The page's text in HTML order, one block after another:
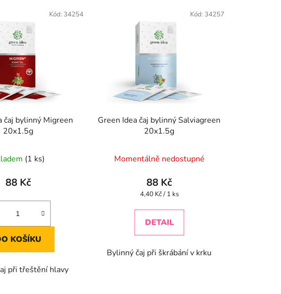
čaj bylinný Migreen
20x1.5g
(1 ks)
88 Kč
KOŠÍKU
při třeštění hlavy
Kód: 34254
Green Idea čaj bylinný Salviagreen
20x1.5g
Momentálně nedostupné
88 Kč
Měrná
4,40 Kč / 1 ks
DETAIL
Bylinný čaj při škrábání v krku
Kód: 34257